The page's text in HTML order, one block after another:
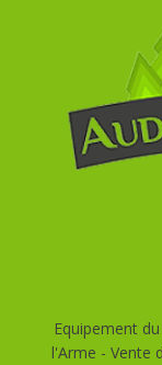
Equipement
l'Arme - Vente